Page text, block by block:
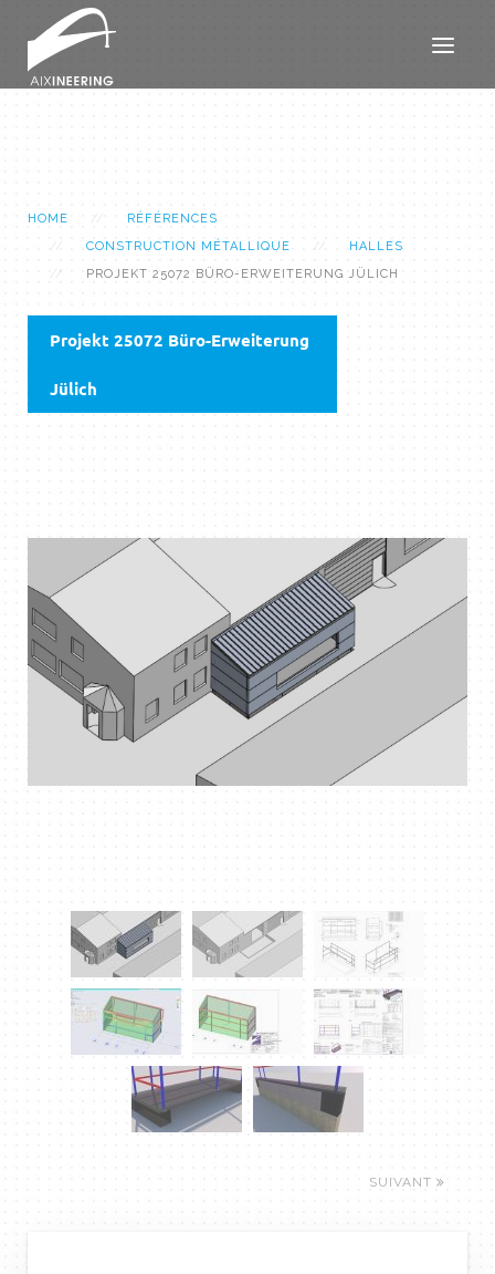
HOME
RÉFÉRENCES
CONSTRUCTION MÉTALLIQUE
HALLES
PROJEKT 25072 BÜRO-ERWEITERUNG JÜLICH
Projekt 25072 Büro-Erweiterung
Jülich
SUIVANT